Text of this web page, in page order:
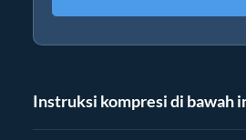
Instruksi kompresi di bawah